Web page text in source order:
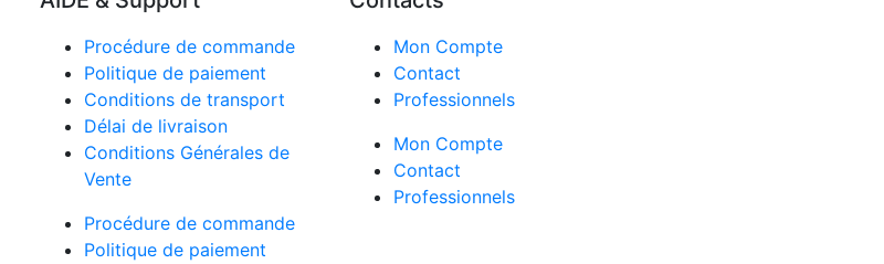
17 avis
Procédure de commande
Politique de paiement
Conditions de transport
Délai de livraison
Conditions Générales de
Vente
Procédure de commande
Politique de paiement
Mon Compte
Contact
Professionnels
Mon Compte
Contact
Professionnels